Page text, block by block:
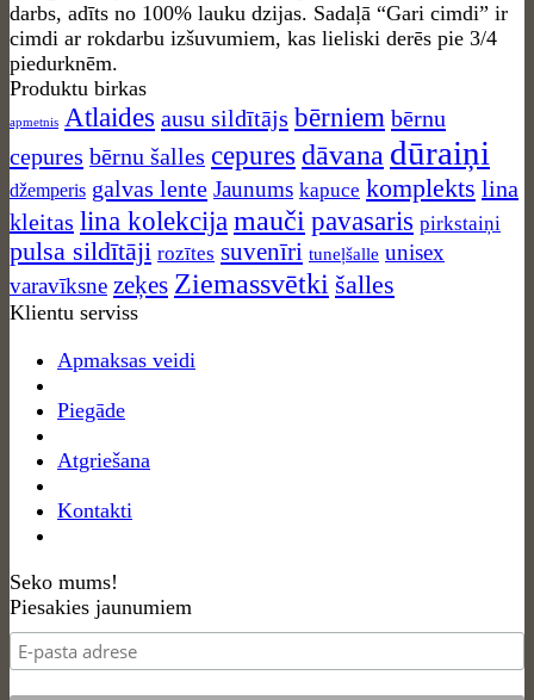
darbs, adīts no 100% lauku dzijas. Sadaļā “Gari cimdi” ir
cimdi ar rokdarbu izšuvumiem, kas lieliski derēs pie 3/4
piedurknēm.
Produktu birkas
apmetnis Atlaides ausu sildītājs bērniem bērnu
cepures bērnu šalles cepures dāvana dūraiņi
džemperis galvas lente Jaunums kapuce komplekts lina
kleitas lina kolekcija mauči pavasaris pirkstaiņi
pulsa sildītāji rozītes suvenīri tuneļšalle unisex
varavīksne zeķes Ziemassvētki šalles
Klientu serviss
Apmaksas veidi
Piegāde
Atgriešana
Kontakti
Seko mums!
Piesakies jaunumiem